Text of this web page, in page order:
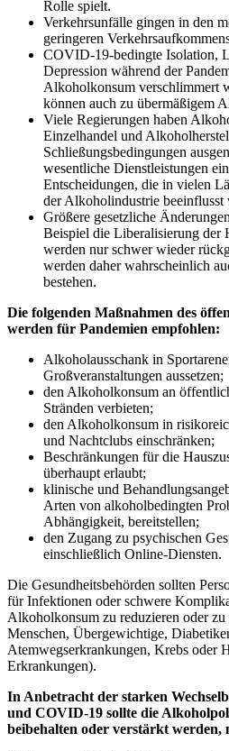
Rolle spielt.
Verkehrsunfälle gingen in den
geringeren
COVID-19-bedingte Isolation,
Depression während der
Alkoholkonsum verschlimmert
können auch zu übermäßigem
Viele Regierungen haben
Einzelhandel und
Schließungsbedingungen
wesentliche Dienstleistungen
Entscheidungen, die in vielen
der Alkoholindustrie beeinflusst
Größere gesetzliche
Beispiel die Liberalisierung der
werden nur schwer wieder
werden daher wahrscheinlich
bestehen.
Die folgenden Maßnahmen des
werden für Pandemien empfohlen:
Alkoholausschank in
Großveranstaltungen aussetzen;
den Alkoholkonsum an
Stränden verbieten;
den Alkoholkonsum in
und Nachtclubs einschränken;
Beschränkungen für die
überhaupt erlaubt;
klinische und
Arten von alkoholbedingten
Abhängigkeit, bereitstellen;
den Zugang zu psychischen
einschließlich Online-Diensten.
Die Gesundheitsbehörden sollten
für Infektionen oder schwere
Alkoholkonsum zu reduzieren oder
Menschen, Übergewichtige,
Atemwegserkrankungen, Krebs oder
Erkrankungen).
In Anbetracht der starken
und COVID-19 sollte die
beibehalten oder verstärkt werden,